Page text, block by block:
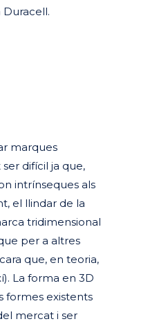
marques
difícil ja que,
intrínseques als
el llindar de la
tridimensional
per a altres
que, en teoria,
La forma en 3D
formes existents
mercat i ser